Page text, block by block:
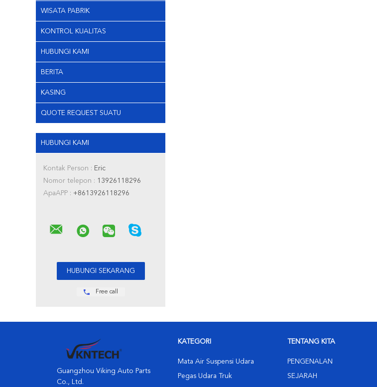
WISATA PABRIK
KONTROL KUALITAS
HUBUNGI KAMI
BERITA
KASING
QUOTE REQUEST SUATU
HUBUNGI KAMI
Kontak Person : Eric
Nomor telepon : 13926118296
ApaAPP : +8613926118296
Free call
Guangzhou Viking Auto Parts
Co., Ltd.
KATEGORI
Mata Air Suspensi Udara
Pegas Udara Truk
TENTANG KITA
PENGENALAN
SEJARAH